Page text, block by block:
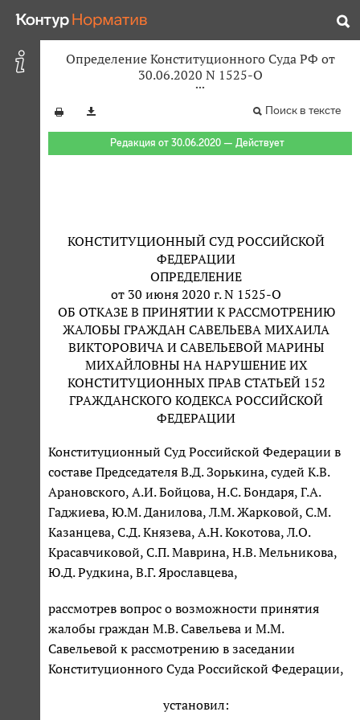
Определение Конституционного Суда РФ от
30.06.2020 N 1525-О
Поиск в тексте
Редакция от 30.06.2020 — Действует
КОНСТИТУЦИОННЫЙ СУД РОССИЙСКОЙ
ФЕДЕРАЦИИ
ОПРЕДЕЛЕНИЕ
от 30 июня 2020 г. N 1525-О
ОБ ОТКАЗЕ В ПРИНЯТИИ К РАССМОТРЕНИЮ
ЖАЛОБЫ ГРАЖДАН САВЕЛЬЕВА МИХАИЛА
ВИКТОРОВИЧА И САВЕЛЬЕВОЙ МАРИНЫ
МИХАЙЛОВНЫ НА НАРУШЕНИЕ ИХ
КОНСТИТУЦИОННЫХ ПРАВ СТАТЬЕЙ 152
ГРАЖДАНСКОГО КОДЕКСА РОССИЙСКОЙ
ФЕДЕРАЦИИ
Конституционный Суд Российской Федерации в
составе Председателя В.Д. Зорькина, судей К.В.
Арановского, А.И. Бойцова, Н.С. Бондаря, Г.А.
Гаджиева, Ю.М. Данилова, Л.М. Жарковой, С.М.
Казанцева, С.Д. Князева, А.Н. Кокотова, Л.О.
Красавчиковой, С.П. Маврина, Н.В. Мельникова,
Ю.Д. Рудкина, В.Г. Ярославцева,
рассмотрев вопрос о возможности принятия
жалобы граждан М.В. Савельева и М.М.
Савельевой к рассмотрению в заседании
Конституционного Суда Российской Федерации,
установил: